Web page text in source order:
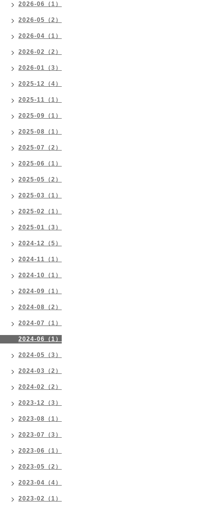
2026-06（1）
2026-05（2）
2026-04（1）
2026-02（2）
2026-01（3）
2025-12（4）
2025-11（1）
2025-09（1）
2025-08（1）
2025-07（2）
2025-06（1）
2025-05（2）
2025-03（1）
2025-02（1）
2025-01（3）
2024-12（5）
2024-11（1）
2024-10（1）
2024-09（1）
2024-08（2）
2024-07（1）
2024-06（1）
2024-05（3）
2024-03（2）
2024-02（2）
2023-12（3）
2023-08（1）
2023-07（3）
2023-06（1）
2023-05（2）
2023-04（4）
2023-02（1）